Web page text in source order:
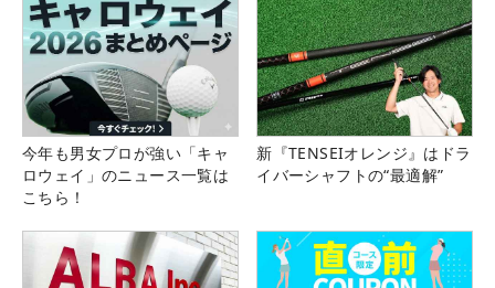
今年も男女プロが強い「キャ
ロウェイ」のニュース一覧は
こちら！
新『TENSEIオレンジ』はドラ
イバーシャフトの“最適解”